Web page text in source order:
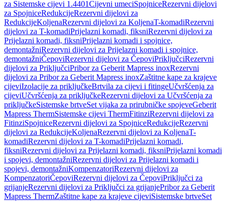
za Sistemske cijevi 1.4401Cijevni umeciSpojniceRezervni dijelovi
za SpojniceRedukcijeRezervni dijelovi za
RedukcijeKoljenaRezervni dijelovi za KoljenaT-komadiRezervni
dijelovi za T-komadiPrijelazni komadi, fiksniRezervni dijelovi za
Prijelazni komadi, fiksniPrijelazni komadi i spojnice,
demontažniRezervni dijelovi za Prijelazni komadi i spojnice,
demontažniČepoviRezervni dijelovi za ČepoviPriključciRezervni
dijelovi za PriključciPribor za Geberit Mapress inoxRezervni
dijelovi za Pribor za Geberit Mapress inoxZaštitne kape za krajeve
cijeviIzolacije za priključkeBrtvila za cijevi i fitingeUčvršćenja za
cijeviUčvršćenja za priključkeRezervni dijelovi za Učvršćenja za
priključkeSistemske brtveSet vijaka za prirubničke spojeveGeberit
Mapress ThermSistemske cijevi ThermFitinziRezervni dijelovi za
FitinziSpojniceRezervni dijelovi za SpojniceRedukcijeRezervni
dijelovi za RedukcijeKoljenaRezervni dijelovi za KoljenaT-
komadiRezervni dijelovi za T-komadiPrijelazni komadi,
fiksniRezervni dijelovi za Prijelazni komadi, fiksniPrijelazni komadi
i spojevi, demontažniRezervni dijelovi za Prijelazni komadi i
spojevi, demontažniKompenzatoriRezervni dijelovi za
KompenzatoriČepoviRezervni dijelovi za ČepoviPriključci za
grijanjeRezervni dijelovi za Priključci za grijanjePribor za Geberit
Mapress ThermZaštitne kape za krajeve cijeviSistemske brtveSet